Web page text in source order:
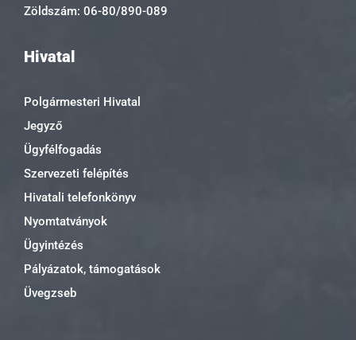
Zöldszám: 06-80/890-089
Hivatal
Polgármesteri Hivatal
Jegyző
Ügyfélfogadás
Szervezeti felépítés
Hivatali telefonkönyv
Nyomtatványok
Ügyintézés
Pályázatok, támogatások
Üvegzseb